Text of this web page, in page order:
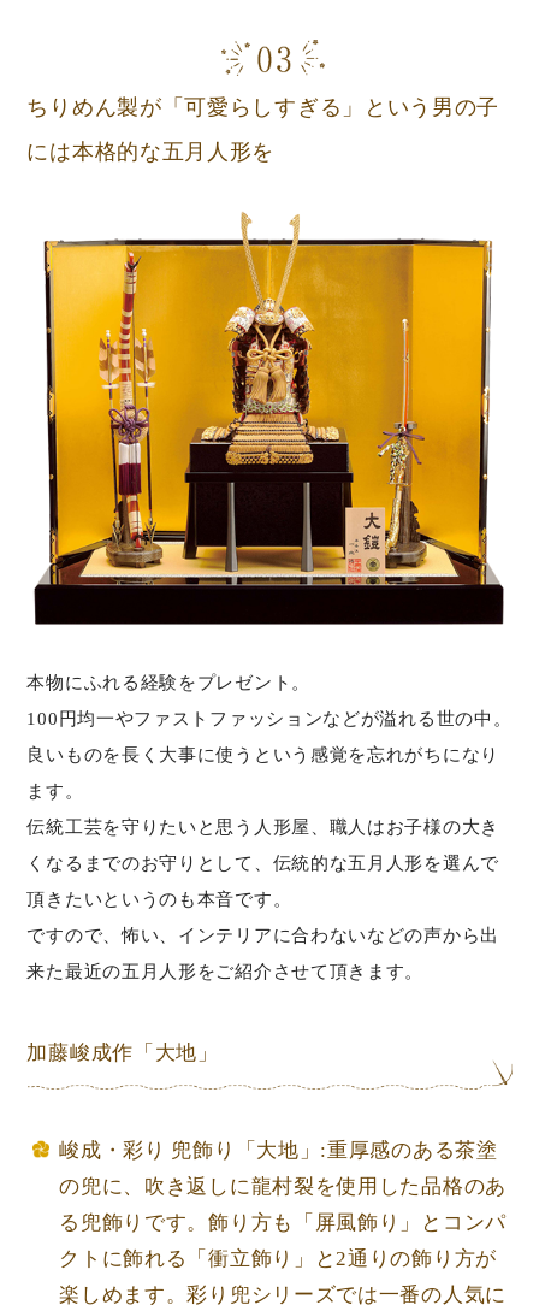
ちりめん製が「可愛らしすぎる」という男の子
には本格的な五月人形を
本物にふれる経験をプレゼント。
100円均一やファストファッションなどが溢れる世の中。
良いものを長く大事に使うという感覚を忘れがちになり
ます。
伝統工芸を守りたいと思う人形屋、職人はお子様の大き
くなるまでのお守りとして、伝統的な五月人形を選んで
頂きたいというのも本音です。
ですので、怖い、インテリアに合わないなどの声から出
来た最近の五月人形をご紹介させて頂きます。
加藤峻成作「大地」
峻成・彩り 兜飾り「大地」:重厚感のある茶塗
の兜に、吹き返しに龍村裂を使用した品格のあ
る兜飾りです。飾り方も「屏風飾り」とコンパ
クトに飾れる「衝立飾り」と2通りの飾り方が
楽しめます。彩り兜シリーズでは一番の人気に